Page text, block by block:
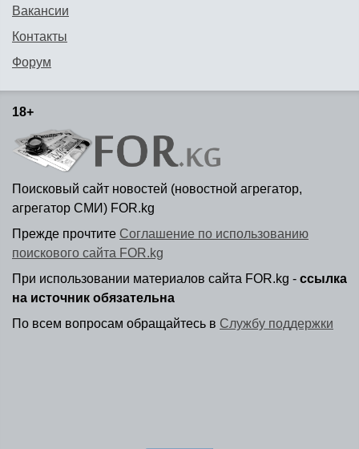
Вакансии
Контакты
Форум
18+
Поисковый сайт новостей (новостной агрегатор,
агрегатор СМИ) FOR.kg
Прежде прочтите Соглашение по использованию
поискового сайта FOR.kg
При использовании материалов сайта FOR.kg - ссылка
на источник обязательна
По всем вопросам обращайтесь в Службу поддержки